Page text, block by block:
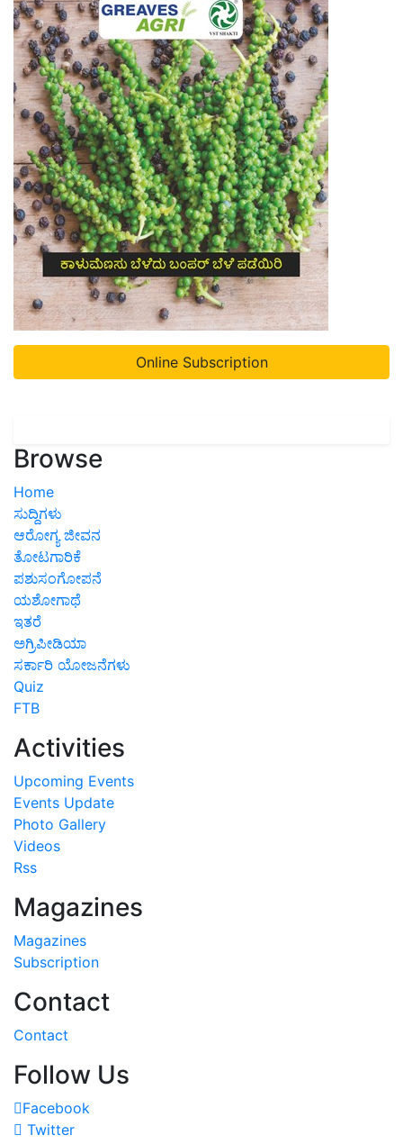
Online Subscription
Browse
Home
ಸುದ್ದಿಗಳು
ಆರೋಗ್ಯ ಜೀವನ
ತೋಟಗಾರಿಕೆ
ಪಶುಸಂಗೋಪನೆ
ಯಶೋಗಾಥೆ
ಇತರೆ
ಅಗ್ರಿಪೀಡಿಯಾ
ಸರ್ಕಾರಿ ಯೋಜನೆಗಳು
Quiz
FTB
Activities
Upcoming Events
Events Update
Photo Gallery
Videos
Rss
Magazines
Magazines
Subscription
Contact
Contact
Follow Us
Facebook
Twitter